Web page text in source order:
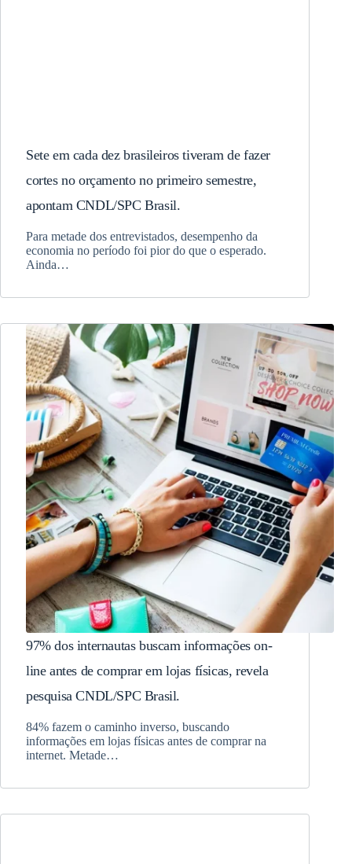
Sete em cada dez brasileiros tiveram de fazer
cortes no orçamento no primeiro semestre,
apontam CNDL/SPC Brasil.
Para metade dos entrevistados, desempenho da
economia no período foi pior do que o esperado.
Ainda…
97% dos internautas buscam informações on-
line antes de comprar em lojas físicas, revela
pesquisa CNDL/SPC Brasil.
84% fazem o caminho inverso, buscando
informações em lojas físicas antes de comprar na
internet. Metade…